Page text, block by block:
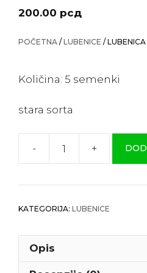
200.00 рсд
POČETNA /LUBENICE /
Količina: 5 semenki
stara sorta
- +
KATEGORIJA: LUBENICE
Opis